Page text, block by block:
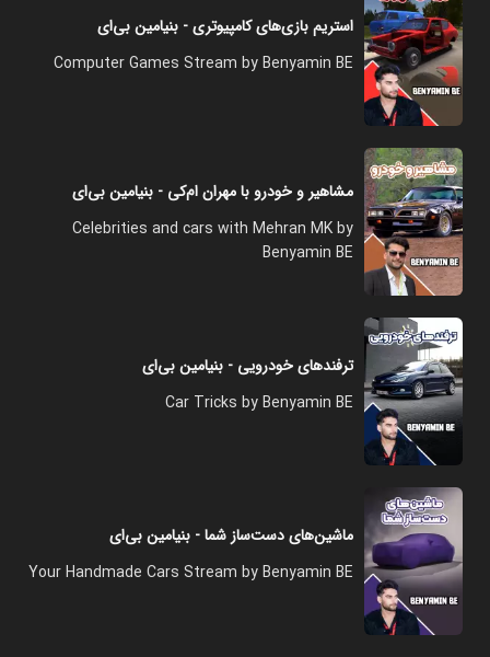
استریم بازی‌های کامپیوتری - بنیامین بی‌ای
Computer Games Stream by Benyamin BE
مشاهیر و خودرو با مهران ام‌کی - بنیامین بی‌ای
Celebrities and cars with Mehran MK by
Benyamin BE
ترفندهای خودرویی - بنیامین بی‌ای
Car Tricks by Benyamin BE
ماشین‌های دست‌ساز شما - بنیامین بی‌ای
Your Handmade Cars Stream by Benyamin BE